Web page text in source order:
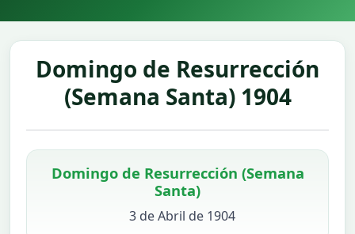
Domingo de Resurrección
(Semana Santa) 1904
Domingo de Resurrección (Semana
Santa)
3 de Abril de 1904